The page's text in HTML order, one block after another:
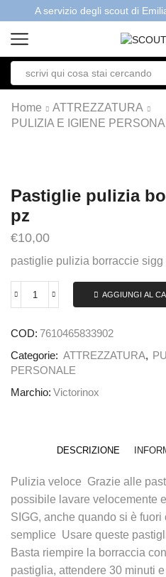
Home
ATTREZZATURA
PULIZIA E IGIENE
Pastiglie pulizia
pz
€10,00
pastiglie pulizia borraccie sigg
AGGIUNGI AL
COD: 7610465833902
Categorie: ATTREZZATURA,
PERSONALE
Marchio: Victorinox
DESCRIZIONE
Pulizia veloce  Grazie alle
possibile lavare velocemente
SIGG, anche quando si è
semplice  Usare queste
Basta riempire la borraccia
pastiglia, attendere 30 minuti